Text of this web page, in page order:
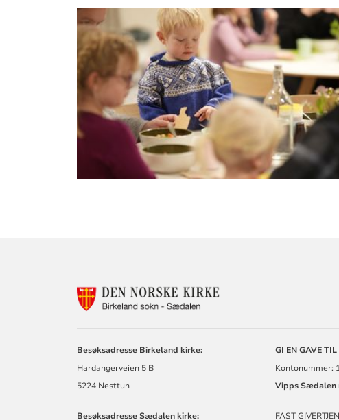
Besøksadresse Birkeland kirke:
Hardangerveien 5 B
5224 Nesttun
Besøksadresse Sædalen kirke:
GI EN GAVE
Kontonummer:
Vipps Sædalen
FAST